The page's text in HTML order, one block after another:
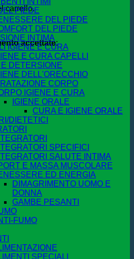
carrello.
accettate:
PIEDE
DEL PIEDE
DEL PIEDE
INTIMA
IGIENE E CURA
E CURA CAPELLI
E DETERSIONE
DELL'ORECCHIO
CORPO
IGIENE E CURA
IGIENE ORALE
CURA E IGIENE ORALE
DIETETICI
SPECIFICI
SALUTE INTIMA
E MASSA MUSCOLARE
ED ENERGIA
DIMAGRIMENTO UOMO E
DONNA
GAMBE PESANTI
FUMO
SPECIALI